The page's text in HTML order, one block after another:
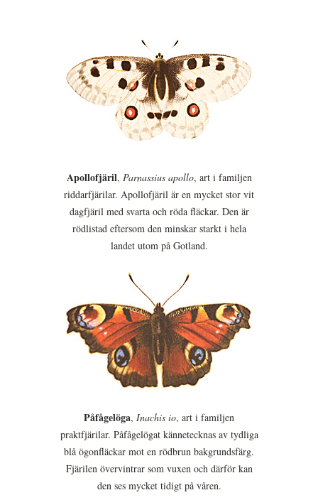
Apollofjäril, Parnassius apollo, art i familjen
riddarfjärilar. Apollofjäril är en mycket stor vit
dagfjäril med svarta och röda fläckar. Den är
rödlistad eftersom den minskar starkt i hela
landet utom på Gotland.
Påfågelöga, Inachis io, art i familjen
praktfjärilar. Påfågelögat kännetecknas av tydliga
blå ögonfläckar mot en rödbrun bakgrundsfärg.
Fjärilen övervintrar som vuxen och därför kan
den ses mycket tidigt på våren.